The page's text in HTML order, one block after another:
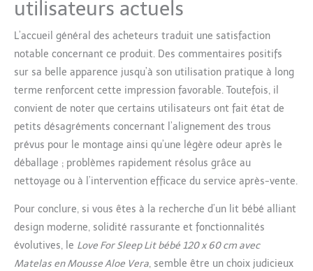
utilisateurs actuels
L’accueil général des acheteurs traduit une satisfaction
notable concernant ce produit. Des commentaires positifs
sur sa belle apparence jusqu’à son utilisation pratique à long
terme renforcent cette impression favorable. Toutefois, il
convient de noter que certains utilisateurs ont fait état de
petits désagréments concernant l’alignement des trous
prévus pour le montage ainsi qu’une légère odeur après le
déballage ; problèmes rapidement résolus grâce au
nettoyage ou à l’intervention efficace du service après-vente.
Pour conclure, si vous êtes à la recherche d’un lit bébé alliant
design moderne, solidité rassurante et fonctionnalités
évolutives, le Love For Sleep Lit bébé 120 x 60 cm avec
Matelas en Mousse Aloe Vera, semble être un choix judicieux